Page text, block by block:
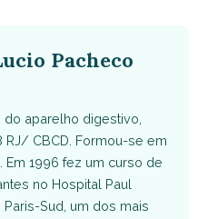
Pacheco
do aparelho digestivo,
RJ/ CBCD. Formou-se em
Em 1996 fez um curso de
no Hospital Paul
Sud, um dos mais